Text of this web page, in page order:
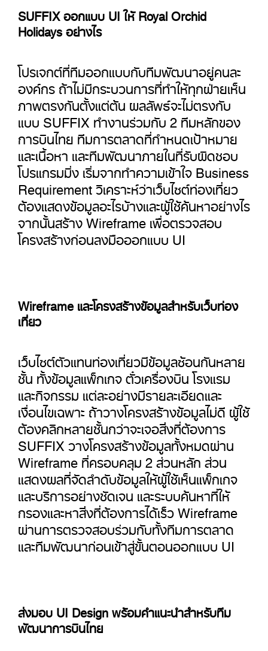
SUFFIX ออกแบบ UI ให้ Royal Orchid
Holidays อย่างไร
โปรเจกต์ที่ทีมออกแบบกับทีมพัฒนาอยู่คนละ
องค์กร ถ้าไม่มีกระบวนการที่ทำให้ทุกฝ่ายเห็น
ภาพตรงกันตั้งแต่ต้น ผลลัพธ์จะไม่ตรงกับ
แบบ SUFFIX ทำงานร่วมกับ 2 ทีมหลักของ
การบินไทย ทีมการตลาดที่กำหนดเป้าหมาย
และเนื้อหา และทีมพัฒนาภายในที่รับผิดชอบ
โปรแกรมมิ่ง เริ่มจากทำความเข้าใจ Business
Requirement วิเคราะห์ว่าเว็บไซต์ท่องเที่ยว
ต้องแสดงข้อมูลอะไรบ้างและผู้ใช้ค้นหาอย่างไร
จากนั้นสร้าง Wireframe เพื่อตรวจสอบ
โครงสร้างก่อนลงมือออกแบบ UI
Wireframe และโครงสร้างข้อมูลสำหรับเว็บท่อง
เที่ยว
เว็บไซต์ตัวแทนท่องเที่ยวมีข้อมูลซ้อนกันหลาย
ชั้น ทั้งข้อมูลแพ็กเกจ ตั๋วเครื่องบิน โรงแรม
และกิจกรรม แต่ละอย่างมีรายละเอียดและ
เงื่อนไขเฉพาะ ถ้าวางโครงสร้างข้อมูลไม่ดี ผู้ใช้
ต้องคลิกหลายชั้นกว่าจะเจอสิ่งที่ต้องการ
SUFFIX วางโครงสร้างข้อมูลทั้งหมดผ่าน
Wireframe ที่ครอบคลุม 2 ส่วนหลัก ส่วน
แสดงผลที่จัดลำดับข้อมูลให้ผู้ใช้เห็นแพ็กเกจ
และบริการอย่างชัดเจน และระบบค้นหาที่ให้
กรองและหาสิ่งที่ต้องการได้เร็ว Wireframe
ผ่านการตรวจสอบร่วมกับทั้งทีมการตลาด
และทีมพัฒนาก่อนเข้าสู่ขั้นตอนออกแบบ UI
ส่งมอบ UI Design พร้อมคำแนะนำสำหรับทีม
พัฒนาการบินไทย